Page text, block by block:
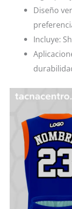
Diseño
Incluye: